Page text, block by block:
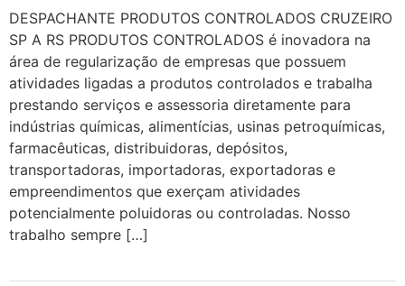
DESPACHANTE PRODUTOS CONTROLADOS CRUZEIRO
SP A RS PRODUTOS CONTROLADOS é inovadora na
área de regularização de empresas que possuem
atividades ligadas a produtos controlados e trabalha
prestando serviços e assessoria diretamente para
indústrias químicas, alimentícias, usinas petroquímicas,
farmacêuticas, distribuidoras, depósitos,
transportadoras, importadoras, exportadoras e
empreendimentos que exerçam atividades
potencialmente poluidoras ou controladas. Nosso
trabalho sempre […]